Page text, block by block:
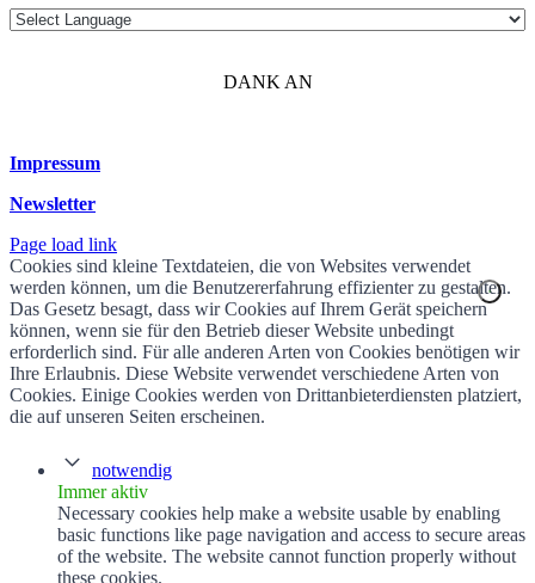
DANK AN
Impressum
Newsletter
Page load link
Cookies sind kleine Textdateien, die von Websites verwendet
werden können, um die Benutzererfahrung effizienter zu gestalten.
Das Gesetz besagt, dass wir Cookies auf Ihrem Gerät speichern
können, wenn sie für den Betrieb dieser Website unbedingt
erforderlich sind. Für alle anderen Arten von Cookies benötigen wir
Ihre Erlaubnis. Diese Website verwendet verschiedene Arten von
Cookies. Einige Cookies werden von Drittanbieterdiensten platziert,
die auf unseren Seiten erscheinen.
notwendig
Immer aktiv
Necessary cookies help make a website usable by enabling
basic functions like page navigation and access to secure areas
of the website. The website cannot function properly without
these cookies.